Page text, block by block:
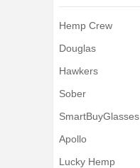
Hemp Crew
Douglas
Hawkers
Sober
SmartBuyGlasses
Apollo
Lucky Hemp